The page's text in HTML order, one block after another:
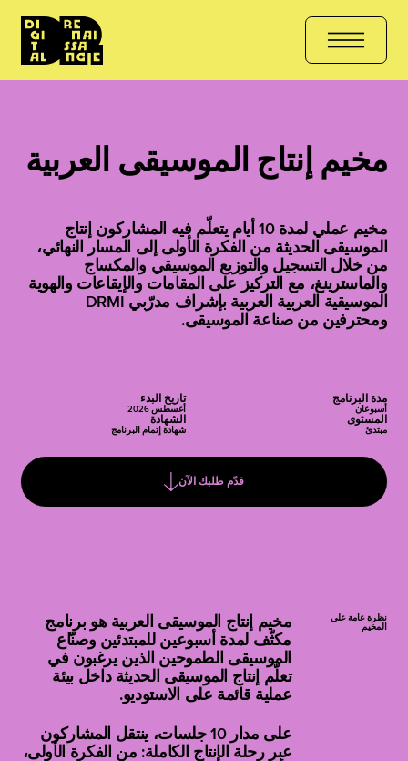
مخيم إنتاج الموسيقى العربية
مخيم عملي لمدة 10 أيام يتعلّم فيه المشاركون إنتاج
الموسيقى الحديثة من الفكرة الأولى إلى المسار النهائي،
من خلال التسجيل والتوزيع الموسيقي والمكساج
والماسترينغ، مع التركيز على المقامات والإيقاعات والهوية
الموسيقية العربية العربية بإشراف مدرّبي DRMI
ومحترفين من صناعة الموسيقى.
مدة البرنامج
أسبوعان
تاريخ البدء
أغسطس 2026
المستوى
مبتدئ
الشهادة
شهادة إتمام البرنامج
قدّم طلبك الآن
نظرة عامة على
المخيم
مخيم إنتاج الموسيقى العربية هو برنامج
مكثّف لمدة أسبوعين للمبتدئين وصنّاع
الموسيقى الطموحين الذين يرغبون في
تعلّم إنتاج الموسيقى الحديثة داخل بيئة
عملية قائمة على الاستوديو.
على مدار 10 جلسات، ينتقل المشاركون
عبر رحلة الإنتاج الكاملة: من الفكرة الأولى،